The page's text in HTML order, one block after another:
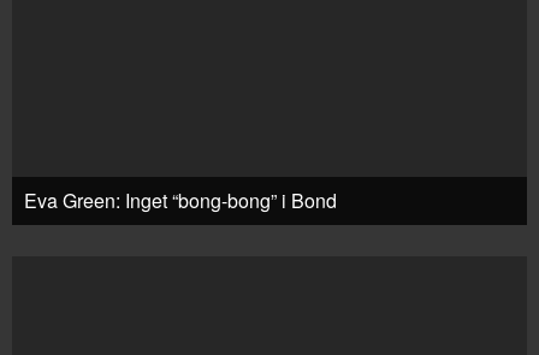
Eva Green: Inget “bong-bong” i Bond